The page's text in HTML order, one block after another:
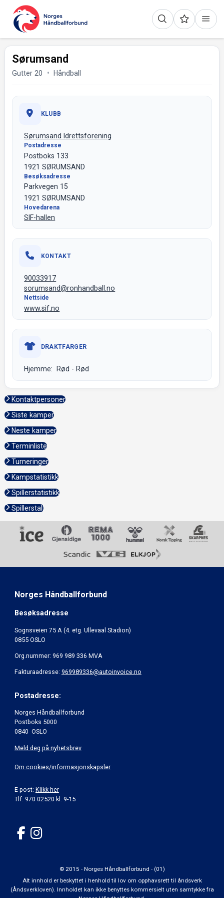
Sørumsand
Gutter 20 Håndball
KLUBB
Sørumsand Idrettsforening
Postadresse
Postboks 133
1921 SØRUMSAND
Besøksadresse
Parkvegen 15
1921 SØRUMSAND
Hovedarena
SIF-hallen
KONTAKT
90033917
sorumsand@ronhandball.no
Nettside
www.sif.no
DRAKTFARGER
Hjemme: Rød - Rød
Kontaktpersoner
Siste kamper
Neste kamper
Terminliste
Turneringer
Kampstatistikk
Spillerstatistikk
Spillerstall
Norges Håndballforbund
Besøksadresse
Sognsveien 75 A (4. etg. Ullevaal Stadion)
0855 OSLO
Org.nummer: 969 989 336 MVA
Fakturaadresse: 969989336@autoinvoice.no
Postadresse:
Norges Håndballforbund
Postboks 5000
0840 OSLO
Meld deg på nyhetsbrev
Om cookies/informasjonskapsler
E-post: Klikk her
Tlf: 970 02520 kl. 9-15
© 2015 - Norges Håndballforbund - (01)
Alt innhold er beskyttet i henhold til lov om opphavsrett til åndsverk
(Åndsverkloven). Innholdet kan ikke benyttes kommersielt uten samtykke fra